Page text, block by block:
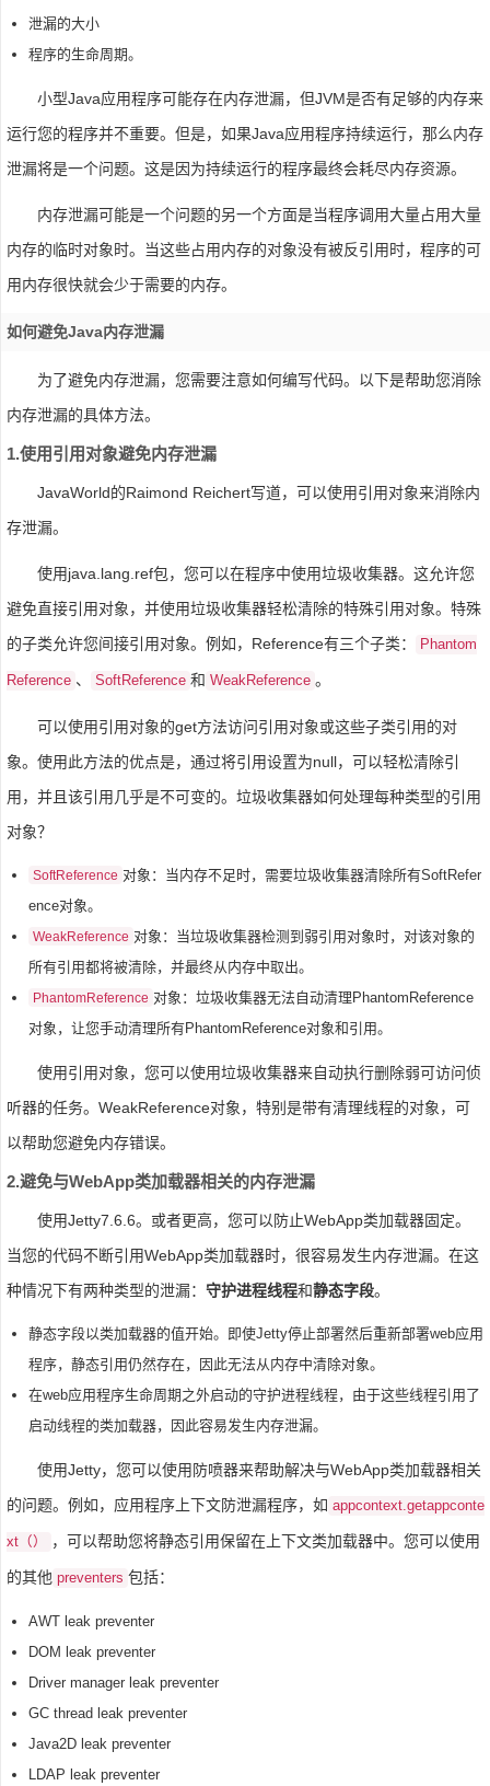
泄漏的大小
程序的生命周期。
小型Java应用程序可能存在内存泄漏，但JVM是否有足够的内存来
运行您的程序并不重要。但是，如果Java应用程序持续运行，那么内存
泄漏将是一个问题。这是因为持续运行的程序最终会耗尽内存资源。
内存泄漏可能是一个问题的另一个方面是当程序调用大量占用大量
内存的临时对象时。当这些占用内存的对象没有被反引用时，程序的可
用内存很快就会少于需要的内存。
如何避免Java内存泄漏
为了避免内存泄漏，您需要注意如何编写代码。以下是帮助您消除
内存泄漏的具体方法。
1.使用引用对象避免内存泄漏
JavaWorld的Raimond Reichert写道，可以使用引用对象来消除内
存泄漏。
使用java.lang.ref包，您可以在程序中使用垃圾收集器。这允许您
避免直接引用对象，并使用垃圾收集器轻松清除的特殊引用对象。特殊
的子类允许您间接引用对象。例如，Reference有三个子类：
Phantom
Reference 、 SoftReference 和 WeakReference 。
可以使用引用对象的get方法访问引用对象或这些子类引用的对
象。使用此方法的优点是，通过将引用设置为null，可以轻松清除引
用，并且该引用几乎是不可变的。垃圾收集器如何处理每种类型的引用
对象？
SoftReference 对象：当内存不足时，需要垃圾收集器清除所有SoftRefer
ence对象。
WeakReference 对象：当垃圾收集器检测到弱引用对象时，对该对象的
所有引用都将被清除，并最终从内存中取出。
PhantomReference 对象：垃圾收集器无法自动清理PhantomReference
对象，让您手动清理所有PhantomReference对象和引用。
使用引用对象，您可以使用垃圾收集器来自动执行删除弱可访问侦
听器的任务。WeakReference对象，特别是带有清理线程的对象，可
以帮助您避免内存错误。
2.避免与WebApp类加载器相关的内存泄漏
使用Jetty7.6.6。或者更高，您可以防止WebApp类加载器固定。
当您的代码不断引用WebApp类加载器时，很容易发生内存泄漏。在这
种情况下有两种类型的泄漏： 守护进程线程和静态字段。
静态字段以类加载器的值开始。即使Jetty停止部署然后重新部署web应用
程序，静态引用仍然存在，因此无法从内存中清除对象。
在web应用程序生命周期之外启动的守护进程线程，由于这些线程引用了
启动线程的类加载器，因此容易发生内存泄漏。
使用Jetty，您可以使用防喷器来帮助解决与WebApp类加载器相关
的问题。例如，应用程序上下文防泄漏程序，如 appcontext.getappconte
xt（） ，可以帮助您将静态引用保留在上下文类加载器中。您可以使用
的其他 preventers 包括：
AWT leak preventer
DOM leak preventer
Driver manager leak preventer
GC thread leak preventer
Java2D leak preventer
LDAP leak preventer